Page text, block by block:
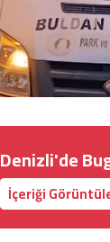
Denizli'de
İçeriği